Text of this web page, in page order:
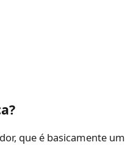
que é basicamente um